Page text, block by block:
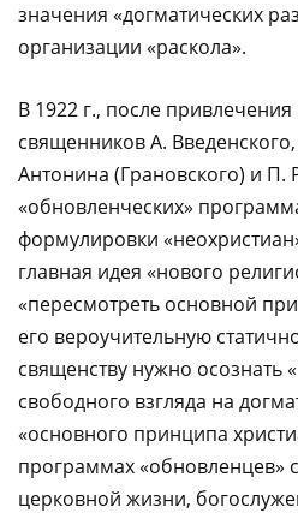
значения «догматических
организации «раскола».
В 1922 г., после
священников А.
Антонина (Грановского) и П.
«обновленческих»
формулировки
главная идея «нового
«пересмотреть основной
его вероучительную
священству нужно осознать
свободного взгляда на
«основного принципа
программах «обновленцев»
церковной жизни,